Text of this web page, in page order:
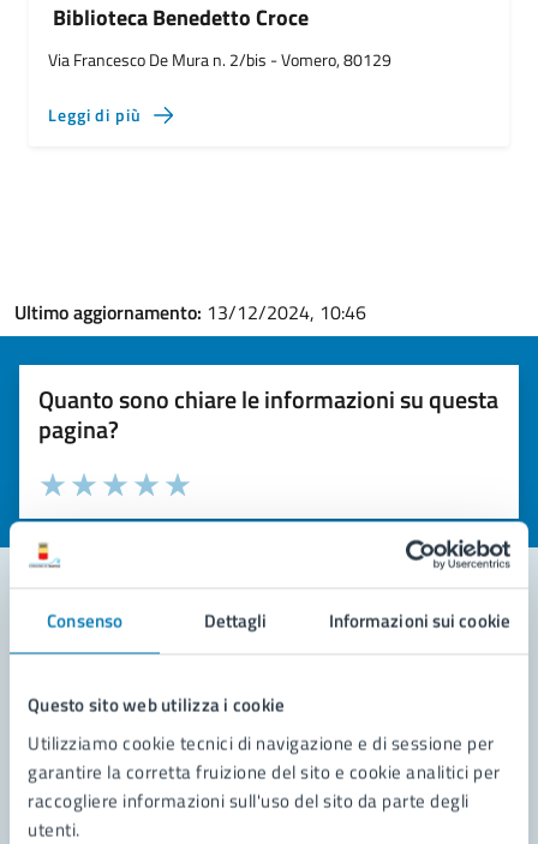
Consenso Dettagli Informazioni sui cookie
Questo sito web utilizza i cookie
Utilizziamo cookie tecnici di navigazione e di sessione per
garantire la corretta fruizione del sito e cookie analitici per
raccogliere informazioni sull'uso del sito da parte degli
utenti.
Biblioteca Benedetto Croce
Via Francesco De Mura n. 2/bis - Vomero, 80129
Leggi di più
Ultimo aggiornamento: 13/12/2024, 10:46
Quanto sono chiare le informazioni su questa
pagina?
Valuta la chiarezza delle informazioni (da 1 a 5 stelle)
Seleziona il numero di stelle per valutare la chiarezza delle
Valuta 5 stelle su 5
Valuta 4 stelle su 5
Valuta 3 stelle su 5
Valuta 2 stelle su 5
Valuta 1 stelle su 5
Contatta il comune
Leggi le domande frequenti
Richiedi assistenza
Prenota appuntamento